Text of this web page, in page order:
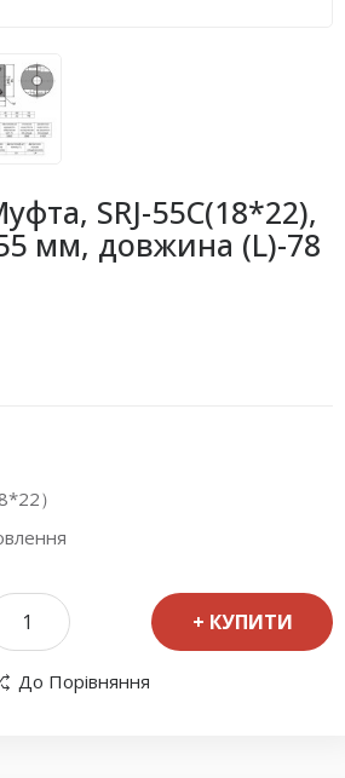
SRJ-55C(18*22),
мм, довжина (L)-78
）
КУПИТИ
До Порівняння